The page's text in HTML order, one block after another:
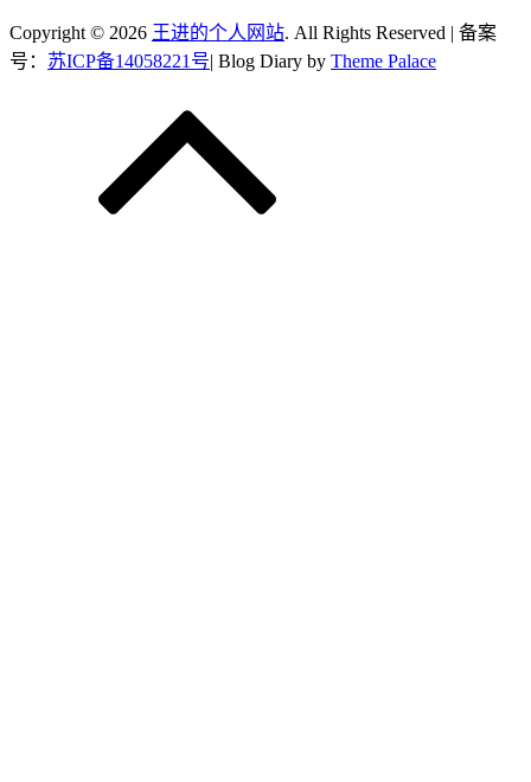
Copyright © 2026 王进的个人网站. All Rights Reserved | 备案
号： 苏ICP备14058221号| Blog Diary by Theme Palace